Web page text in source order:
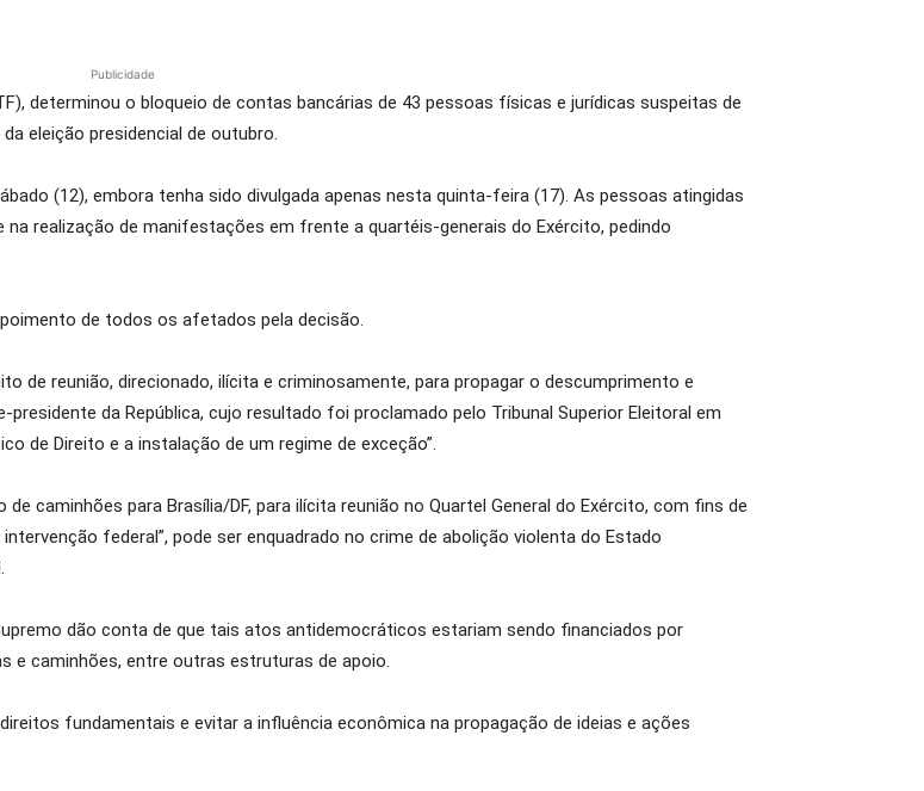
Publicidade
determinou o bloqueio de contas bancárias de 43 pessoas físicas e jurídicas suspeitas de
eleição presidencial de outubro.
(12), embora tenha sido divulgada apenas nesta quinta-feira (17). As pessoas atingidas
realização de manifestações em frente a quartéis-generais do Exército, pedindo
de todos os afetados pela decisão.
de reunião, direcionado, ilícita e criminosamente, para propagar o descumprimento e
da República, cujo resultado foi proclamado pelo Tribunal Superior Eleitoral em
de Direito e a instalação de um regime de exceção”.
caminhões para Brasília/DF, para ilícita reunião no Quartel General do Exército, com fins de
federal”, pode ser enquadrado no crime de abolição violenta do Estado
dão conta de que tais atos antidemocráticos estariam sendo financiados por
e caminhões, entre outras estruturas de apoio.
fundamentais e evitar a influência econômica na propagação de ideias e ações